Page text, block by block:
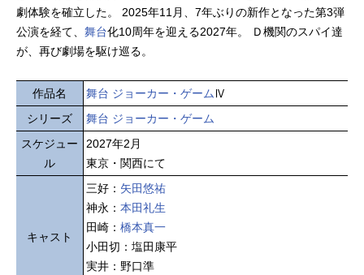
劇体験を確立した。 2025年11月、7年ぶりの新作となった第3弾
公演を経て、 舞台化10周年を迎える2027年。 Ｄ機関のスパイ達
が、再び劇場を駆け巡る。
作品名 舞台 ジョーカー・ゲーム Ⅳ
シリーズ
舞台 ジョーカー・ゲーム
スケジュー
ル
2027年2月
東京・関西にて
キャスト
三好： 矢田悠祐
神永： 本田礼生
田崎： 橋本真一
小田切：塩田康平
実井：野口準